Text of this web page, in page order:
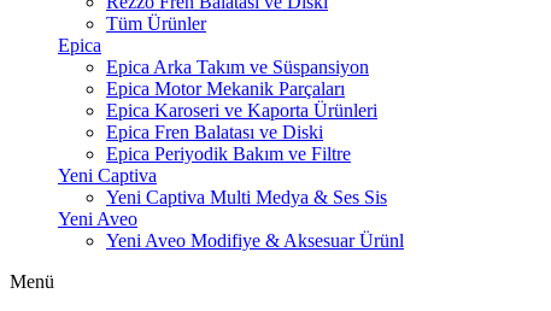
Tüm Ürünler
Epica
Epica Arka Takım ve Süspansiyon
Epica Motor Mekanik Parçaları
Epica Karoseri ve Kaporta Ürünleri
Epica Fren Balatası ve Diski
Epica Periyodik Bakım ve Filtre
Yeni Captiva
Yeni Captiva Multi Medya & Ses Sis
Yeni Aveo
Yeni Aveo Modifiye & Aksesuar Ürünl
Menü